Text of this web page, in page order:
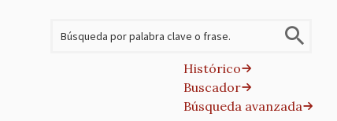
Histórico
Buscador
Búsqueda avanzada